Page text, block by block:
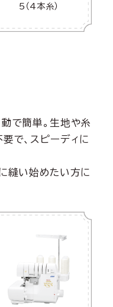
5（4本糸）
で簡単。生地や糸
で、スピーディに
縫い始めたい方に